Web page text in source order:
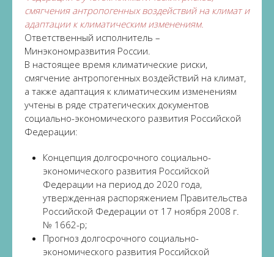
смягчения антропогенных воздействий на климат и
адаптации к климатическим изменениям.
Ответственный исполнитель –
Минэкономразвития России.
В настоящее время климатические риски,
смягчение антропогенных воздействий на климат,
а также адаптация к климатическим изменениям
учтены в ряде стратегических документов
социально-экономического развития Российской
Федерации:
Концепция долгосрочного социально-
экономического развития Российской
Федерации на период до 2020 года,
утвержденная распоряжением Правительства
Российской Федерации от 17 ноября 2008 г.
№ 1662-р;
Прогноз долгосрочного социально-
экономического развития Российской